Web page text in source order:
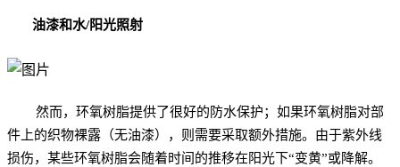
油漆和水/阳光照射
然而，环氧树脂提供了很好的防水保护；如果环氧树脂对部
件上的织物裸露（无油漆），则需要采取额外措施。由于紫外线
损伤，某些环氧树脂会随着时间的推移在阳光下“变黄”或降解。